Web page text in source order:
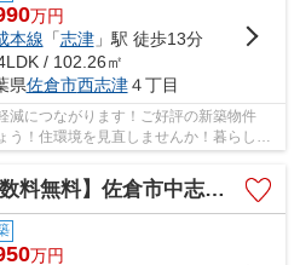
万円
本線 「志津」駅 徒歩13分
/ 102.26㎡
県佐倉市西志津４丁目
減につながります！ご好評の新築物件
う！住環境を見直しませんか！暮らしの
無料】佐倉市中志津 新築戸建て
万円